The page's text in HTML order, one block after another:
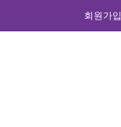
회원가입